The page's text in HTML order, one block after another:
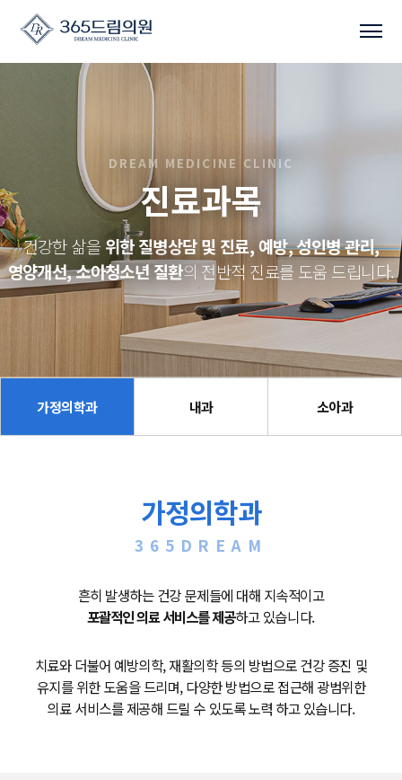
DREAM MEDICINE CLINIC
진료과목
건강한 삶을 위한 질병상담 및 진료, 예방, 성인병 관리,
영양개선, 소아청소년 질환의 전반적 진료를 도움 드립니다.
가정의학과 내과 소아과
가정의학과
365DREAM
흔히 발생하는 건강 문제들에 대해 지속적이고
포괄적인 의료 서비스를 제공하고 있습니다.
치료와 더불어 예방의학, 재활의학 등의 방법으로 건강 증진 및
유지를 위한 도움을 드리며, 다양한 방법으로 접근해 광범위한
의료 서비스를 제공해 드릴 수 있도록 노력 하고 있습니다.